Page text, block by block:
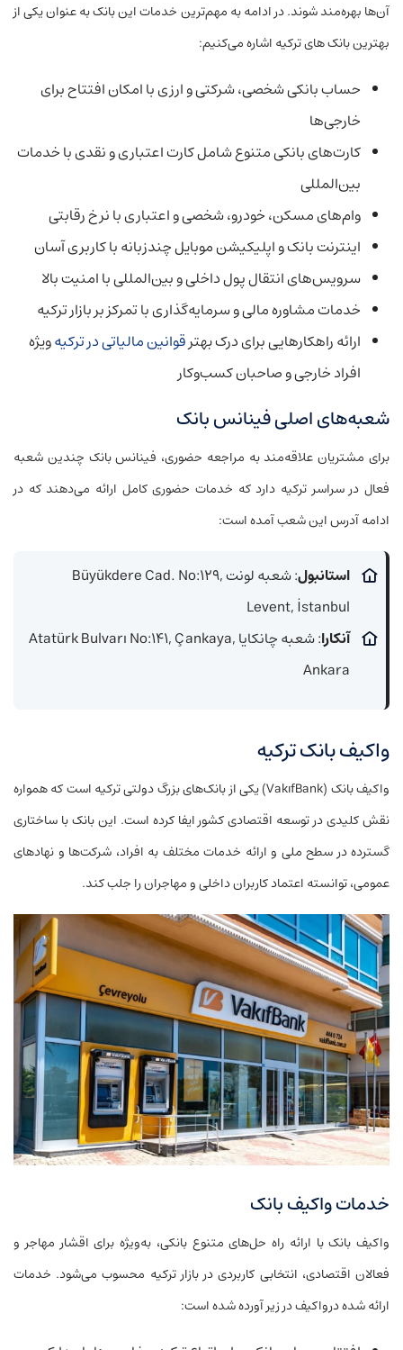
آن‌ها بهره‌مند شوند. در ادامه به مهم‌ترین خدمات این بانک به عنوان یکی از
بهترین بانک‌ های ترکیه اشاره می‌کنیم:
حساب بانکی شخصی، شرکتی و ارزی با امکان افتتاح برای
خارجی‌ها
کارت‌های بانکی متنوع شامل کارت اعتباری و نقدی با خدمات
بین‌المللی
وام‌های مسکن، خودرو، شخصی و اعتباری با نرخ رقابتی
اینترنت بانک و اپلیکیشن موبایل چندزبانه با کاربری آسان
سرویس‌های انتقال پول داخلی و بین‌المللی با امنیت بالا
خدمات مشاوره مالی و سرمایه‌گذاری با تمرکز بر بازار ترکیه
ارائه راهکارهایی برای درک بهترقوانین مالیاتی در ترکیهویژه
افراد خارجی و صاحبان کسب‌وکار
شعبه‌های اصلی فینانس بانک
برای مشتریان علاقه‌مند به مراجعه حضوری، فینانس بانک چندین شعبه
فعال در سراسر ترکیه دارد که خدمات حضوری کامل ارائه می‌دهند که در
ادامه آدرس این شعب آمده است:
استانبول
: شعبه لونت Büyükdere Cad. No:۱۲۹,
Levent, İstanbul
آنکارا
: شعبه چانکایا Atatürk Bulvarı No:۱۴۱, Çankaya,
Ankara
واکیف بانک ترکیه
واکیف بانک (VakıfBank) یکی از بانک‌های بزرگ دولتی ترکیه است که همواره
نقش کلیدی در توسعه اقتصادی کشور ایفا کرده است. این بانک با ساختاری
گسترده در سطح ملی و ارائه خدمات مختلف به افراد، شرکت‌ها و نهادهای
عمومی، توانسته اعتماد کاربران داخلی و مهاجران را جلب کند.
خدمات واکیف بانک
واکیف بانک با ارائه راه حل‌های متنوع بانکی، به‌ویژه برای اقشار مهاجر و
فعالان اقتصادی، انتخابی کاربردی در بازار ترکیه محسوب می‌شود. خدمات
ارائه شده درواکیف در زیر آورده شده است: